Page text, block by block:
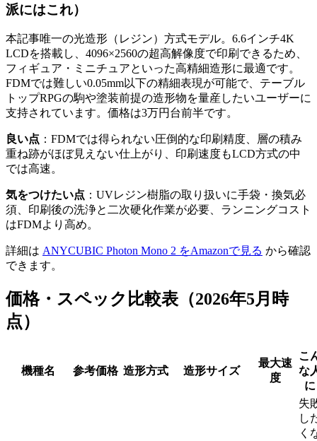
派にはこれ）
本記事唯一の光造形（レジン）方式モデル。6.6インチ4K
LCDを搭載し、4096×2560の超高解像度で印刷できるため、
フィギュア・ミニチュアといった高精細造形に最適です。
FDMでは難しい0.05mm以下の精細表現が可能で、テーブル
トップRPGの駒や塗装前提の造形物を量産したいユーザーに
支持されています。価格は3万円台前半です。
良い点 ：FDMでは得られない圧倒的な印刷精度、層の積み
重ね跡がほぼ見えない仕上がり、印刷速度もLCD方式の中
では高速。
気をつけたい点 ：UVレジン樹脂の取り扱いに手袋・換気必
須、印刷後の洗浄と二次硬化作業が必要、ランニングコスト
はFDMより高め。
詳細は ANYCUBIC Photon Mono 2 をAmazonで見る から確認
できます。
価格・スペック比較表（2026年5月時
点）
機種名 参考価格 造形方式 造形サイズ
最大速
度
こ
な
に
失
し
く